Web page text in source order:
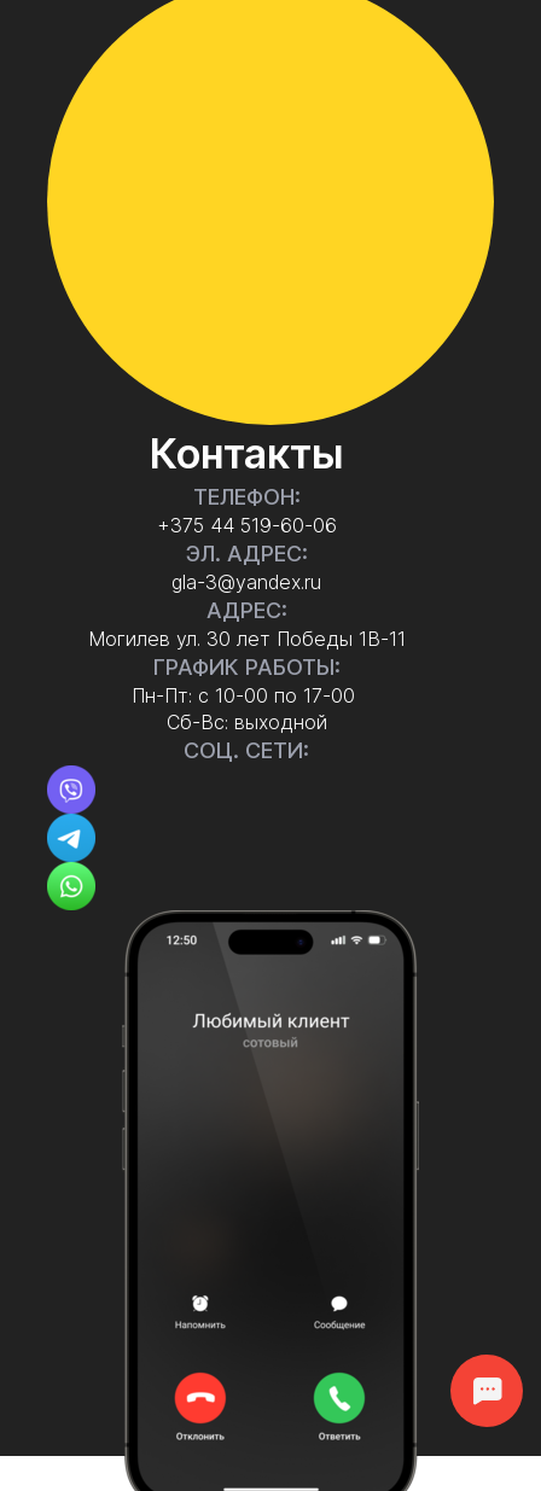
Контакты
ТЕЛЕФОН:
+375 44 519-60-06
ЭЛ. АДРЕС:
gla-3@yandex.ru
АДРЕС:
Могилев ул. 30 лет Победы 1В-11
ГРАФИК РАБОТЫ:
Пн-Пт: с 10-00 по 17-00
Сб-Вс: выходной
СОЦ. СЕТИ: